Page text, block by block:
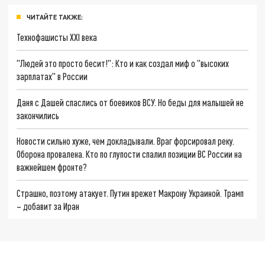
ЧИТАЙТЕ ТАКЖЕ:
Технофашисты XXI века
"Людей это просто бесит!": Кто и как создал миф о "высоких
зарплатах" в России
Даня с Дашей спаслись от боевиков ВСУ. Но беды для малышей не
закончились
Новости сильно хуже, чем докладывали. Враг форсировал реку.
Оборона провалена. Кто по глупости спалил позиции ВС России на
важнейшем фронте?
Страшно, поэтому атакует. Путин врежет Макрону Украиной. Трамп
– добавит за Иран